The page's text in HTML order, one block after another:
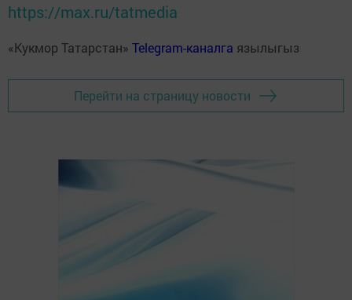
https://max.ru/tatmedia
«Кукмор Татарстан» Telegram-каналга язылыгыз
Перейти на страницу новости